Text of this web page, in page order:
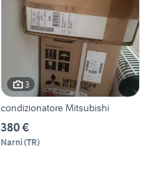
3
condizionatore Mitsubishi
380 €
Narni(TR)